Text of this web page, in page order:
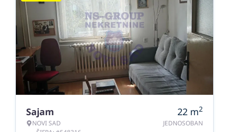
Sajam
NOVI SAD
22 m2
JEDNOSOBAN